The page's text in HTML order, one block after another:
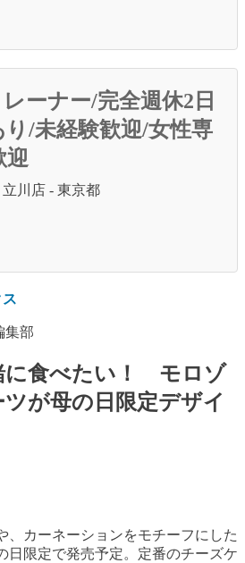
ーナー/完全週休2日
/未経験歓迎/女性専
迎
川店 - 東京都
集部
に食べたい！ モロゾ
が母の日限定デザイ
、カーネーションをモチーフにした
日限定で発売予定。定番のチーズケ